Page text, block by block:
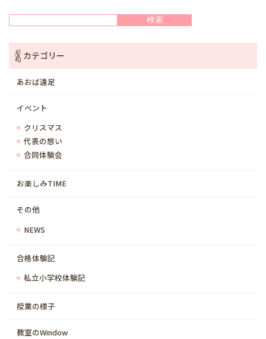
検索
カテゴリー
あおば遠足
イベント
クリスマス
代表の想い
合同体験会
お楽しみTIME
その他
NEWS
合格体験記
私立小学校体験記
授業の様子
教室のWindow